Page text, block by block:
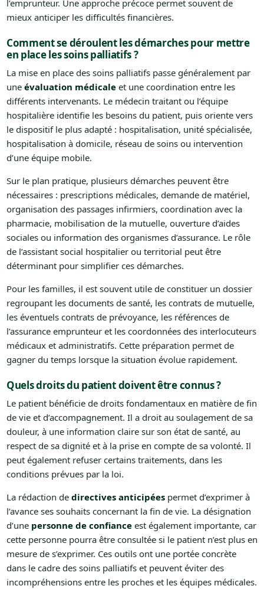
l’emprunteur. Une approche précoce permet souvent de
mieux anticiper les difficultés financières.
Comment se déroulent les démarches pour mettre
en place les soins palliatifs ?
La mise en place des soins palliatifs passe généralement par
une évaluation médicaleet une coordination entre les
différents intervenants. Le médecin traitant ou l’équipe
hospitalière identifie les besoins du patient, puis oriente vers
le dispositif le plus adapté : hospitalisation, unité spécialisée,
hospitalisation à domicile, réseau de soins ou intervention
d’une équipe mobile.
Sur le plan pratique, plusieurs démarches peuvent être
nécessaires : prescriptions médicales, demande de matériel,
organisation des passages infirmiers, coordination avec la
pharmacie, mobilisation de la mutuelle, ouverture d’aides
sociales ou information des organismes d’assurance. Le rôle
de l’assistant social hospitalier ou territorial peut être
déterminant pour simplifier ces démarches.
Pour les familles, il est souvent utile de constituer un dossier
regroupant les documents de santé, les contrats de mutuelle,
les éventuels contrats de prévoyance, les références de
l’assurance emprunteur et les coordonnées des interlocuteurs
médicaux et administratifs. Cette préparation permet de
gagner du temps lorsque la situation évolue rapidement.
Quels droits du patient doivent être connus ?
Le patient bénéficie de droits fondamentaux en matière de fin
de vie et d’accompagnement. Il a droit au soulagement de sa
douleur, à une information claire sur son état de santé, au
respect de sa dignité et à la prise en compte de sa volonté. Il
peut également refuser certains traitements, dans les
conditions prévues par la loi.
La rédaction de directives anticipéespermet d’exprimer à
l’avance ses souhaits concernant la fin de vie. La désignation
d’une personne de confianceest également importante, car
cette personne pourra être consultée si le patient n’est plus en
mesure de s’exprimer. Ces outils ont une portée concrète
dans le cadre des soins palliatifs et peuvent éviter des
incompréhensions entre les proches et les équipes médicales.